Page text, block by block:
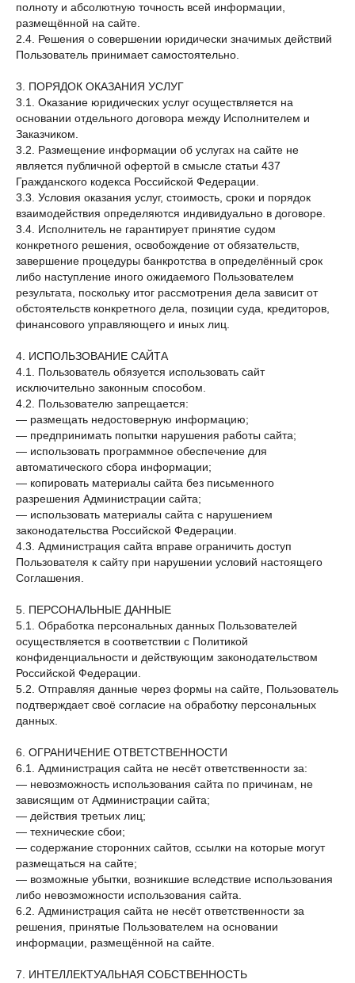
полноту и абсолютную точность всей информации,
размещённой на сайте.
2.4. Решения о совершении юридически значимых действий
Пользователь принимает самостоятельно.
3. ПОРЯДОК ОКАЗАНИЯ УСЛУГ
3.1. Оказание юридических услуг осуществляется на
основании отдельного договора между Исполнителем и
Заказчиком.
3.2. Размещение информации об услугах на сайте не
является публичной офертой в смысле статьи 437
Гражданского кодекса Российской Федерации.
3.3. Условия оказания услуг, стоимость, сроки и порядок
взаимодействия определяются индивидуально в договоре.
3.4. Исполнитель не гарантирует принятие судом
конкретного решения, освобождение от обязательств,
завершение процедуры банкротства в определённый срок
либо наступление иного ожидаемого Пользователем
результата, поскольку итог рассмотрения дела зависит от
обстоятельств конкретного дела, позиции суда, кредиторов,
финансового управляющего и иных лиц.
4. ИСПОЛЬЗОВАНИЕ САЙТА
4.1. Пользователь обязуется использовать сайт
исключительно законным способом.
4.2. Пользователю запрещается:
— размещать недостоверную информацию;
— предпринимать попытки нарушения работы сайта;
— использовать программное обеспечение для
автоматического сбора информации;
— копировать материалы сайта без письменного
разрешения Администрации сайта;
— использовать материалы сайта с нарушением
законодательства Российской Федерации.
4.3. Администрация сайта вправе ограничить доступ
Пользователя к сайту при нарушении условий настоящего
Соглашения.
5. ПЕРСОНАЛЬНЫЕ ДАННЫЕ
5.1. Обработка персональных данных Пользователей
осуществляется в соответствии с Политикой
конфиденциальности и действующим законодательством
Российской Федерации.
5.2. Отправляя данные через формы на сайте, Пользователь
подтверждает своё согласие на обработку персональных
данных.
6. ОГРАНИЧЕНИЕ ОТВЕТСТВЕННОСТИ
6.1. Администрация сайта не несёт ответственности за:
— невозможность использования сайта по причинам, не
зависящим от Администрации сайта;
— действия третьих лиц;
— технические сбои;
— содержание сторонних сайтов, ссылки на которые могут
размещаться на сайте;
— возможные убытки, возникшие вследствие использования
либо невозможности использования сайта.
6.2. Администрация сайта не несёт ответственности за
решения, принятые Пользователем на основании
информации, размещённой на сайте.
7. ИНТЕЛЛЕКТУАЛЬНАЯ СОБСТВЕННОСТЬ